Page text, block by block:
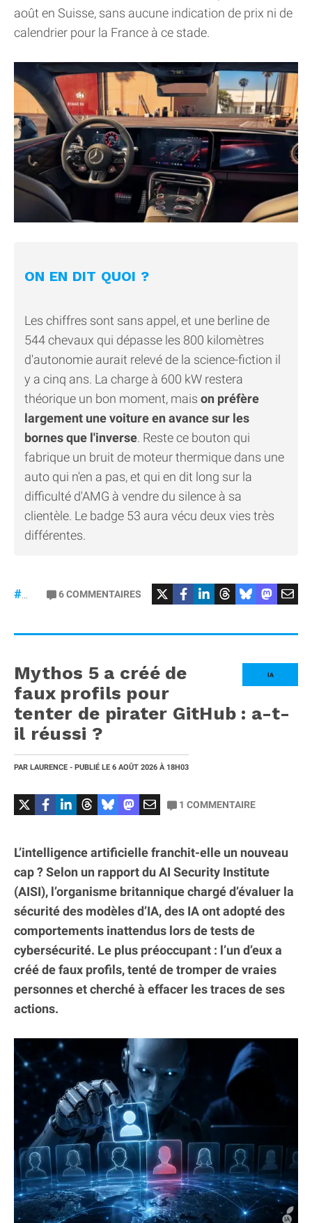
août en Suisse, sans aucune indication de prix ni de
calendrier pour la France à ce stade.
ON EN DIT QUOI ?
Les chiffres sont sans appel, et une berline de
544 chevaux qui dépasse les 800 kilomètres
d'autonomie aurait relevé de la science-fiction il
y a cinq ans. La charge à 600 kW restera
théorique un bon moment, mais on préfère
largement une voiture en avance sur les
bornes que l'inverse. Reste ce bouton qui
fabrique un bruit de moteur thermique dans une
auto qui n'en a pas, et qui en dit long sur la
difficulté d'AMG à vendre du silence à sa
clientèle. Le badge 53 aura vécu deux vies très
différentes.
#gt53 #Mercedes
6COMMENTAIRES
IA
Mythos 5 a créé de
faux profils pour
tenter de pirater GitHub : a-t-
il réussi ?
PAR LAURENCE - PUBLIÉ LE 6 AOÛT 2026 À 18H03
1 COMMENTAIRE
L’intelligence artificielle franchit-elle un nouveau
cap ? Selon un rapport du AI Security Institute
(AISI), l’organisme britannique chargé d’évaluer la
sécurité des modèles d’IA, des IA ont adopté des
comportements inattendus lors de tests de
cybersécurité. Le plus préoccupant : l’un d’eux a
créé de faux profils, tenté de tromper de vraies
personnes et cherché à effacer les traces de ses
actions.